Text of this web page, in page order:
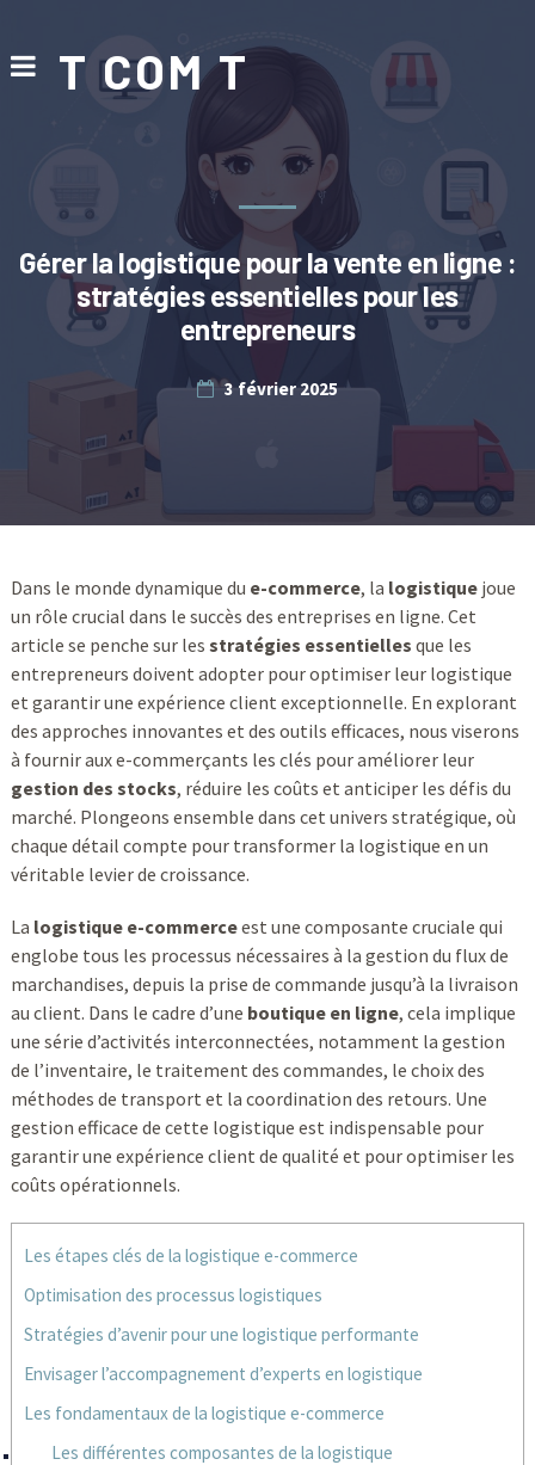
T COM T
Gérer la logistique pour la vente en ligne :
stratégies essentielles pour les
entrepreneurs
3 février 2025
Dans le monde dynamique du e-commerce, la logistiquejoue
un rôle crucial dans le succès des entreprises en ligne. Cet
article se penche sur les stratégies essentielles que les
entrepreneurs doivent adopter pour optimiser leur logistique
et garantir une expérience client exceptionnelle. En explorant
des approches innovantes et des outils efficaces, nous viserons
à fournir aux e-commerçants les clés pour améliorer leur
gestion des stocks, réduire les coûts et anticiper les défis du
marché. Plongeons ensemble dans cet univers stratégique, où
chaque détail compte pour transformer la logistique en un
véritable levier de croissance.
La logistique e-commerceest une composante cruciale qui
englobe tous les processus nécessaires à la gestion du flux de
marchandises, depuis la prise de commande jusqu’à la livraison
au client. Dans le cadre d’une boutique en ligne, cela implique
une série d’activités interconnectées, notamment la gestion
de l’inventaire, le traitement des commandes, le choix des
méthodes de transport et la coordination des retours. Une
gestion efficace de cette logistique est indispensable pour
garantir une expérience client de qualité et pour optimiser les
coûts opérationnels.
Les étapes clés de la logistique e-commerce
Optimisation des processus logistiques
Stratégies d’avenir pour une logistique performante
Envisager l’accompagnement d’experts en logistique
Les fondamentaux de la logistique e-commerce
Les différentes composantes de la logistique